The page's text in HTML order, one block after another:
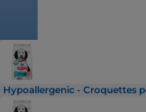
Hypoallergenic - Croquettes